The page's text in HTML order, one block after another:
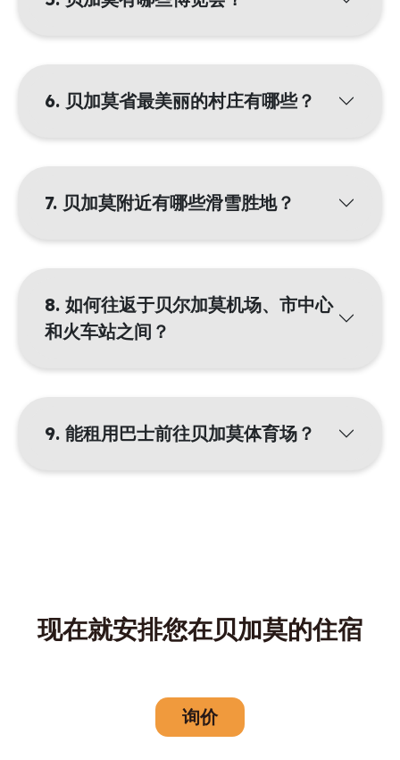
6. 贝加莫省最美丽的村庄有哪些？
7. 贝加莫附近有哪些滑雪胜地？
8. 如何往返于贝尔加莫机场、市中心
和火车站之间？
9. 能租用巴士前往贝加莫体育场？
现在就安排您在贝加莫的住宿
询价